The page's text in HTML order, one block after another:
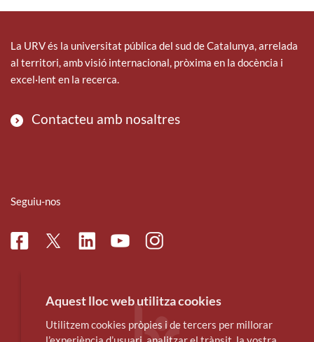
La URV és la universitat pública del sud de Catalunya, arrelada
al territori, amb visió internacional, pròxima en la docència i
excel·lent en la recerca.
Contacteu amb nosaltres
Seguiu-nos
FacebookTwitterLinkedinYoutubeInstagram
Aquest lloc web utilitza cookies
Utilitzem cookies pròpies i de tercers per millorar